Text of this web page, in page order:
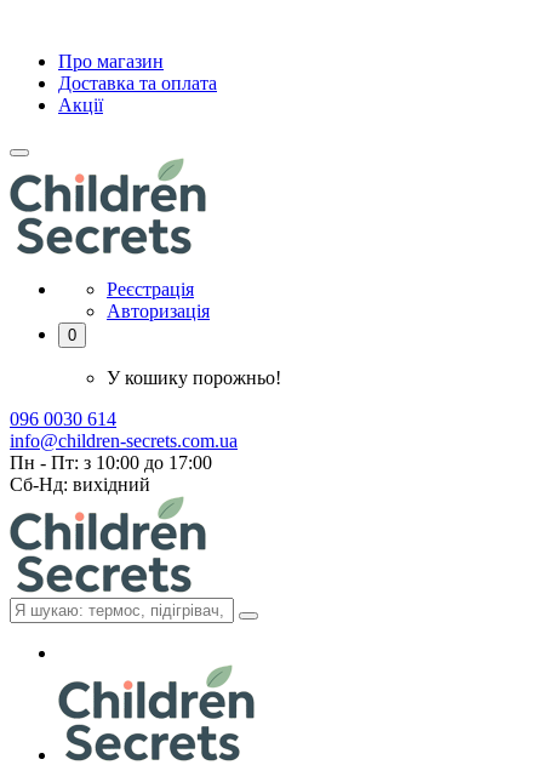
Про магазин
Доставка та оплата
Акції
Реєстрація
Авторизація
0
У кошику порожньо!
096 0030 614
info@children-secrets.com.ua
Пн - Пт: з 10:00 до 17:00
Сб-Нд: вихідний